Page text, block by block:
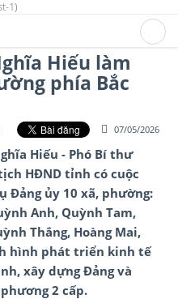
Hiếu làm
phía Bắc
07/05/2026
Hiếu - Phó Bí thư
HĐND tỉnh có cuộc
Đảng ủy 10 xã, phường:
Anh, Quỳnh Tam,
Thắng, Hoàng Mai,
hình phát triển kinh tế
xây dựng Đảng và
2 cấp.